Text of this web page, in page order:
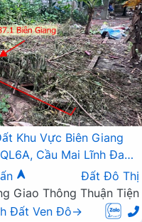
Khu Vực Biên Giang
Cầu Mai Lĩnh Đang
Đất Đô Thị
Giao Thông Thuận Tiện
Đất Ven Đô→